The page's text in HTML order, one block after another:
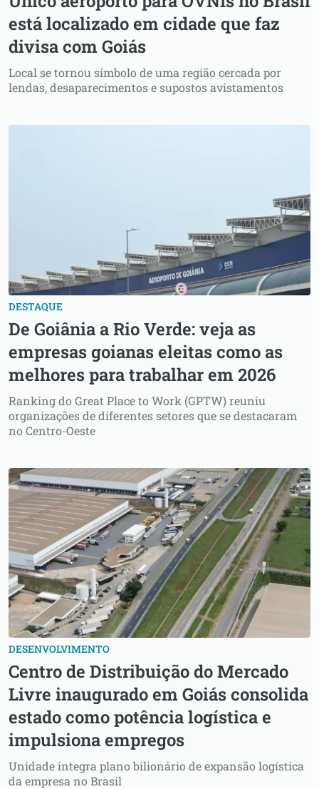
está localizado em cidade que faz
divisa com Goiás
Local se tornou símbolo de uma região cercada por
lendas, desaparecimentos e supostos avistamentos
DESTAQUE
De Goiânia a Rio Verde: veja as
empresas goianas eleitas como as
melhores para trabalhar em 2026
Ranking do Great Place to Work (GPTW) reuniu
organizações de diferentes setores que se destacaram
no Centro-Oeste
DESENVOLVIMENTO
Centro de Distribuição do Mercado
Livre inaugurado em Goiás consolida
estado como potência logística e
impulsiona empregos
Unidade integra plano bilionário de expansão logística
da empresa no Brasil